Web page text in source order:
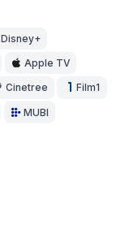
Disney+
Apple TV
Cinetree Film1
MUBI